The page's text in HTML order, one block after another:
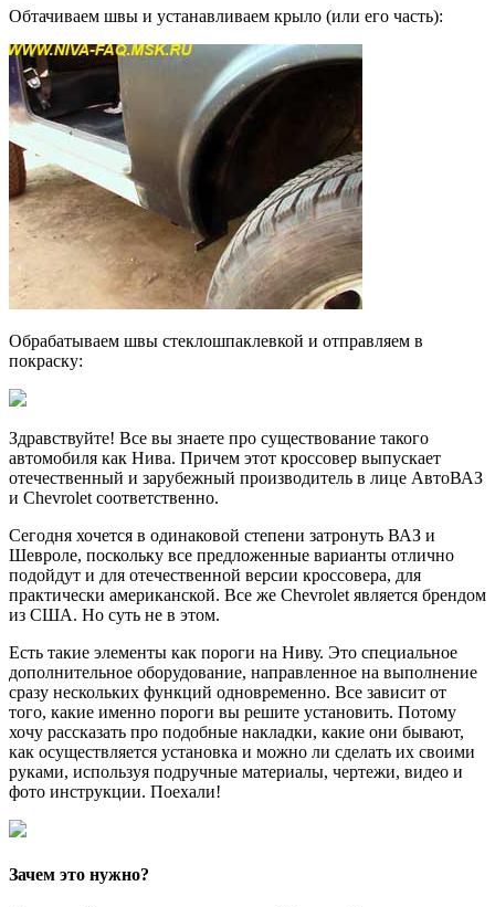
Обтачиваем швы и устанавливаем крыло (или его часть):
Обрабатываем швы стеклошпаклевкой и отправляем в
покраску:
Здравствуйте! Все вы знаете про существование такого
автомобиля как Нива. Причем этот кроссовер выпускает
отечественный и зарубежный производитель в лице АвтоВАЗ
и Chevrolet соответственно.
Сегодня хочется в одинаковой степени затронуть ВАЗ и
Шевроле, поскольку все предложенные варианты отлично
подойдут и для отечественной версии кроссовера, для
практически американской. Все же Chevrolet является брендом
из США. Но суть не в этом.
Есть такие элементы как пороги на Ниву. Это специальное
дополнительное оборудование, направленное на выполнение
сразу нескольких функций одновременно. Все зависит от
того, какие именно пороги вы решите установить. Потому
хочу рассказать про подобные накладки, какие они бывают,
как осуществляется установка и можно ли сделать их своими
руками, используя подручные материалы, чертежи, видео и
фото инструкции. Поехали!
Зачем это нужно?